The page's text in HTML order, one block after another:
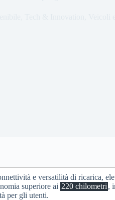
e versatilità di ricarica,
superiore ai 220 chilometri ,
per gli utenti.